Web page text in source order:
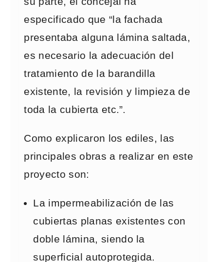
especificado que “la fachada
presentaba alguna lámina saltada,
es necesario la adecuación del
tratamiento de la barandilla
existente, la revisión y limpieza de
toda la cubierta etc.”.
Como explicaron los ediles, las
principales obras a realizar en este
proyecto son:
La impermeabilización de las
cubiertas planas existentes con
doble lámina, siendo la
superficial autoprotegida.